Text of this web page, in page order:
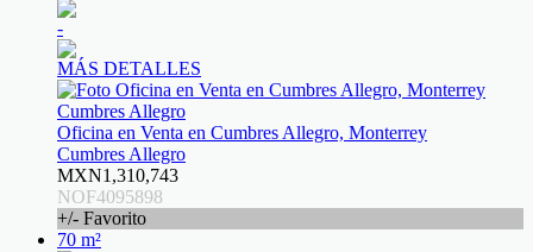
-
MÁS DETALLES
Oficina en Venta en Cumbres Allegro, Monterrey
Cumbres Allegro
MXN1,310,743
NOF4095898
+/- Favorito
70 m²